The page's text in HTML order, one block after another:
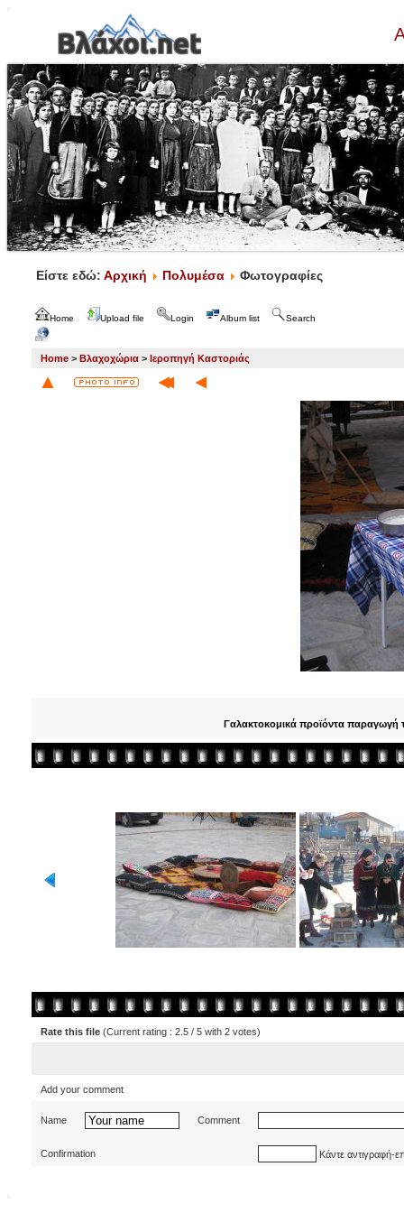
Είστε εδώ: Αρχική Πολυμέσα Φωτογραφίες
Home Upload file Login Album list Search
Home > Βλαχοχώρια > Ιεροπηγή Καστοριάς
Γαλακτοκομικά προϊόντα παραγωγή
Rate this file (Current rating : 2.5 / 5 with 2 votes)
Add your comment
Name Comment
Confirmation Κάντε αντιγραφή-